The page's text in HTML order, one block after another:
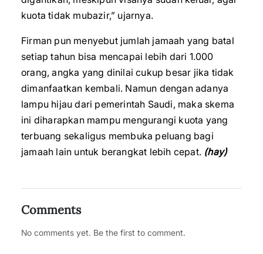
kuota tidak mubazir,” ujarnya.
Firman pun menyebut jumlah jamaah yang batal
setiap tahun bisa mencapai lebih dari 1.000
orang, angka yang dinilai cukup besar jika tidak
dimanfaatkan kembali. Namun dengan adanya
lampu hijau dari pemerintah Saudi, maka skema
ini diharapkan mampu mengurangi kuota yang
terbuang sekaligus membuka peluang bagi
jamaah lain untuk berangkat lebih cepat. (hay)
Comments
No comments yet. Be the first to comment.